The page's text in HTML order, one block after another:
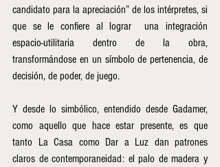
candidato para la apreciación” de los intérpretes, si
que se le confiere al lograr  una integración
espacio-utilitaria dentro de la obra,
transformándose en un símbolo de pertenencia, de
decisión, de poder, de juego.
Y desde lo simbólico, entendido desde Gadamer,
como aquello que hace estar presente, es que
tanto La Casa como Dar a Luz dan patrones
claros de contemporaneidad: el palo de madera y